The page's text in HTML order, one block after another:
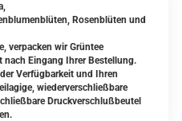
Rosenblüten und
verpacken wir Grüntee
nach Eingang Ihrer Bestellung.
Verfügbarkeit und Ihren
wiederverschließbare
Druckverschlußbeutel